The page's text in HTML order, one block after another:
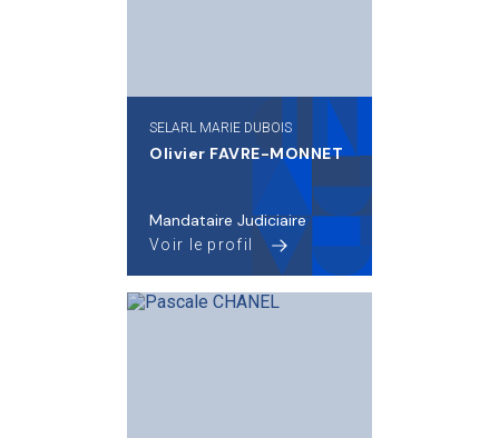
SELARL MARIE DUBOIS
Olivier FAVRE-MONNET
Mandataire Judiciaire
Voir le profil